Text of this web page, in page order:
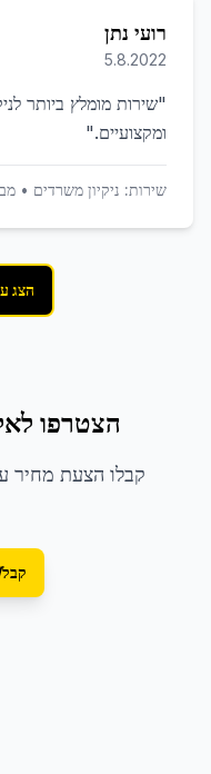
רועי נתן
5.8.2022
"שירות מומלץ ביותר
ומקצועיים."
שירות: ניקיון משרדים •
הצג
הצטרפו
קבלו הצעת מחיר